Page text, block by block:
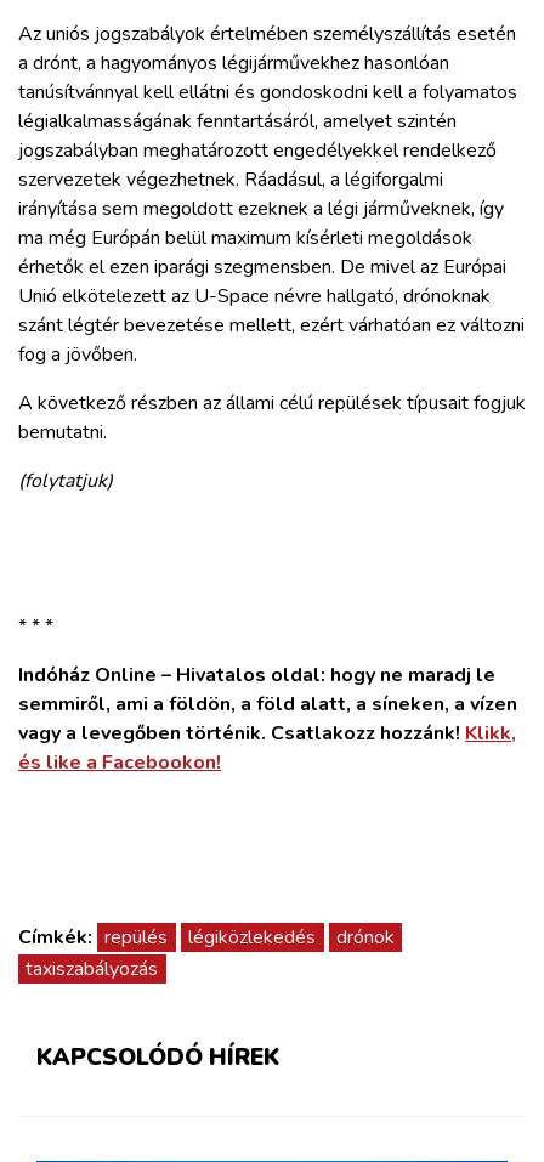
Az uniós jogszabályok értelmében személyszállítás esetén
a drónt, a hagyományos légijárművekhez hasonlóan
tanúsítvánnyal kell ellátni és gondoskodni kell a folyamatos
légialkalmasságának fenntartásáról, amelyet szintén
jogszabályban meghatározott engedélyekkel rendelkező
szervezetek végezhetnek. Ráadásul, a légiforgalmi
irányítása sem megoldott ezeknek a légi járműveknek, így
ma még Európán belül maximum kísérleti megoldások
érhetők el ezen iparági szegmensben. De mivel az Európai
Unió elkötelezett az U-Space névre hallgató, drónoknak
szánt légtér bevezetése mellett, ezért várhatóan ez változni
fog a jövőben.
A következő részben az állami célú repülések típusait fogjuk
bemutatni.
(folytatjuk)
* * *
Indóház Online – Hivatalos oldal: hogy ne maradj le
semmiről, ami a földön, a föld alatt, a síneken, a vízen
vagy a levegőben történik. Csatlakozz hozzánk! Klikk,
és like a Facebookon!
Címkék: repülés légiközlekedés
drónok
taxiszabályozás
KAPCSOLÓDÓ HÍREK